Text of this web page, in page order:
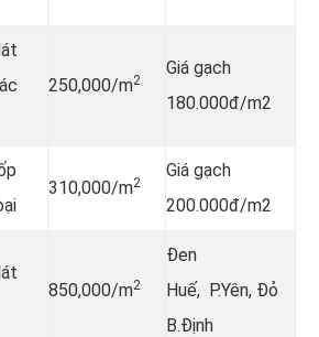
250,000/m2
Giá gạch
180.000đ/m2
310,000/m2
Giá gạch
200.000đ/m2
850,000/m2
Đen
Huế, P.Yên, Đỏ
B.Định